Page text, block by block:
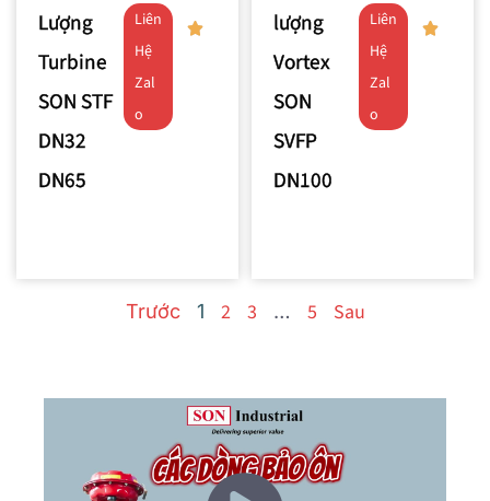
Lượng
Turbine
SON STF
DN32
DN65
Liên
Hệ
Zal
o
lượng
Vortex
SON
SVFP
DN100
Liên
Hệ
Zal
o
Trước 1 2 3 … 5 Sau